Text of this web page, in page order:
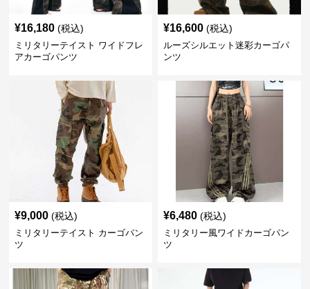
¥16,180 (税込)
ミリタリーテイスト ワイドフレ
アカーゴパンツ
¥16,600 (税込)
ルーズシルエット迷彩カーゴパ
ンツ
¥9,000 (税込)
ミリタリーテイスト カーゴパン
ツ
¥6,480 (税込)
ミリタリー風ワイドカーゴパン
ツ